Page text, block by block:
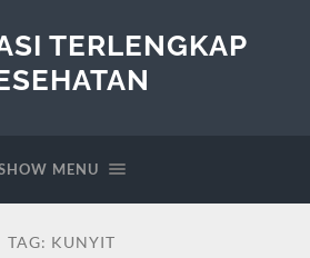
TERLENGKAP
MENU
TAG: KUNYIT